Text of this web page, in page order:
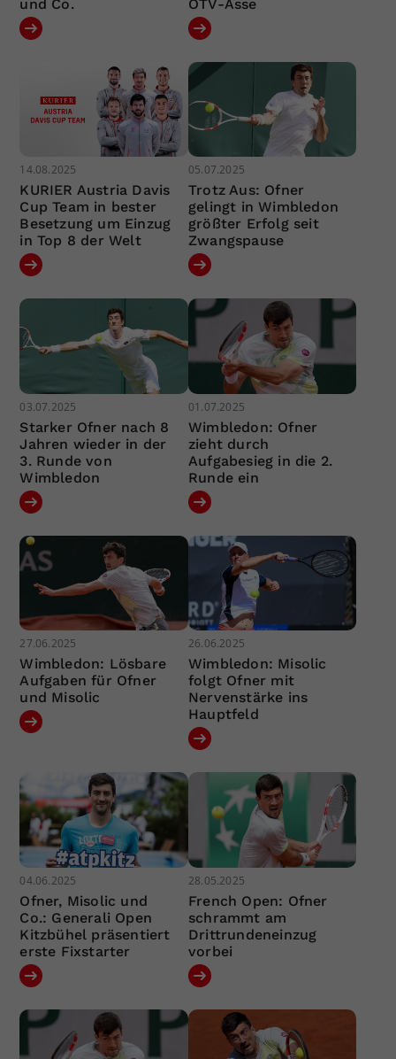
und Co.
ÖTV-Asse
14.08.2025
KURIER Austria Davis
Cup Team in bester
Besetzung um Einzug
in Top 8 der Welt
05.07.2025
Trotz Aus: Ofner
gelingt in Wimbledon
größter Erfolg seit
Zwangspause
03.07.2025
Starker Ofner nach 8
Jahren wieder in der
3. Runde von
Wimbledon
01.07.2025
Wimbledon: Ofner
zieht durch
Aufgabesieg in die 2.
Runde ein
27.06.2025
Wimbledon: Lösbare
Aufgaben für Ofner
und Misolic
26.06.2025
Wimbledon: Misolic
folgt Ofner mit
Nervenstärke ins
Hauptfeld
04.06.2025
Ofner, Misolic und
Co.: Generali Open
Kitzbühel präsentiert
erste Fixstarter
28.05.2025
French Open: Ofner
schrammt am
Drittrundeneinzug
vorbei